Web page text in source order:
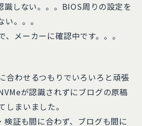
識しない。。。BIOS周りの設定を
。。。
、メーカーに確認中です。。。
合わせるつもりでいろいろと頑張
が認識されずにブログの原稿
しまいました。
検証も間に合わず、ブログも間に